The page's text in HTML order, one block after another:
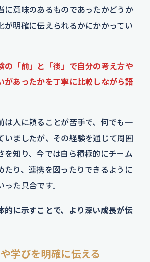
に意味のあるものであったかどうか
が明確に伝えられるかにかかってい
の「前」と「後」で自分の考え方や
があったかを丁寧に比較しながら語
は人に頼ることが苦手で、何でも一
いましたが、その経験を通じて周囲
を知り、今では自ら積極的にチーム
たり、連携を図ったりできるように
た具合です。
的に示すことで、より深い成長が伝
学びを明確に伝える